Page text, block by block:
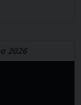
2026